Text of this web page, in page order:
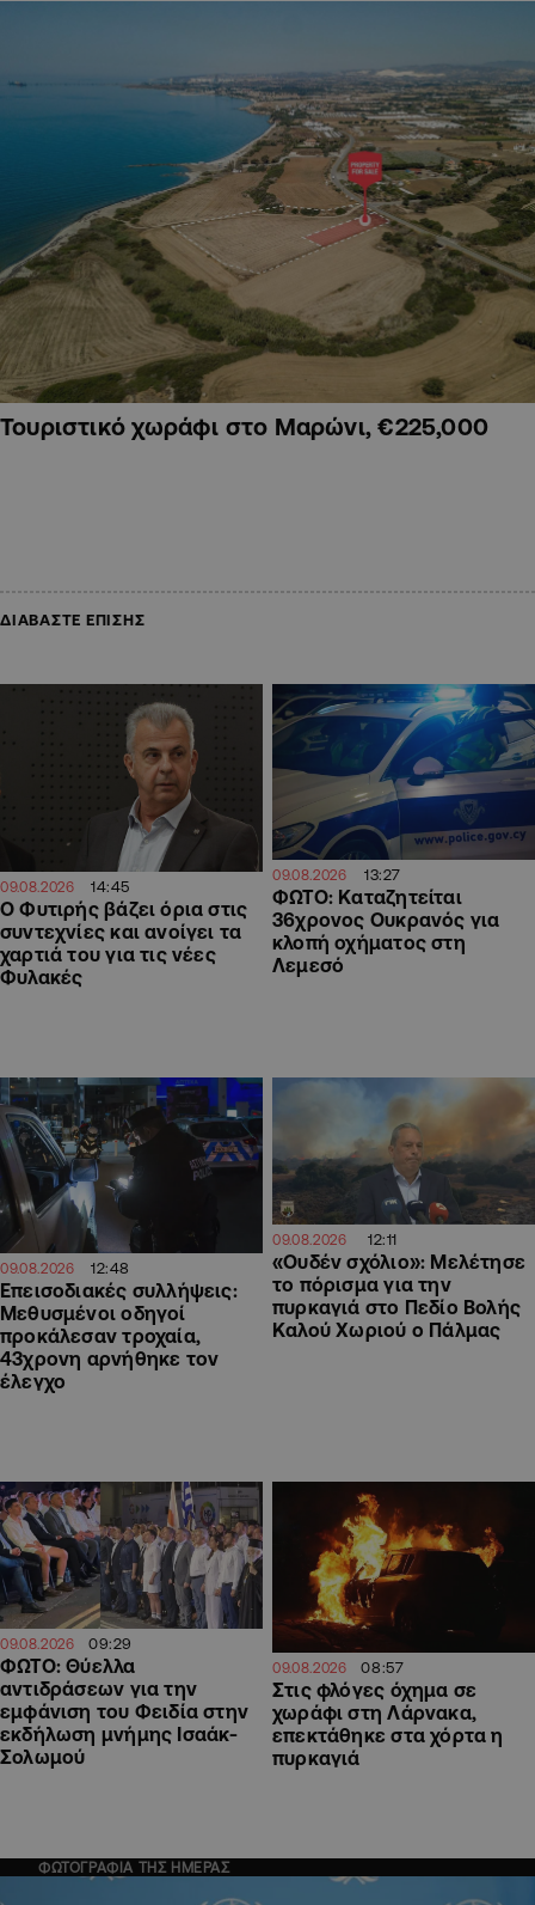
Τουριστικό χωράφι στο Μαρώνι, €225,000
ΔΙΑΒΑΣΤΕ ΕΠΙΣΗΣ
09.08.2026 14:45
O Φυτιρής βάζει όρια στις
συντεχνίες και ανοίγει τα
χαρτιά του για τις νέες
Φυλακές
09.08.2026 13:27
ΦΩΤΟ: Καταζητείται
36χρονος Ουκρανός για
κλοπή οχήματος στη
Λεμεσό
09.08.2026 12:48
Επεισοδιακές συλλήψεις:
Μεθυσμένοι οδηγοί
προκάλεσαν τροχαία,
43χρονη αρνήθηκε τον
έλεγχο
09.08.2026 12:11
«Ουδέν σχόλιο»: Μελέτησε
το πόρισμα για την
πυρκαγιά στο Πεδίο Βολής
Καλού Χωριού ο Πάλμας
09.08.2026 09:29
ΦΩΤΟ: Θύελλα
αντιδράσεων για την
εμφάνιση του Φειδία στην
εκδήλωση μνήμης Ισαάκ-
Σολωμού
09.08.2026 08:57
Στις φλόγες όχημα σε
χωράφι στη Λάρνακα,
επεκτάθηκε στα χόρτα η
πυρκαγιά
ΦΩΤΟΓΡΑΦΙΑ ΤΗΣ ΗΜΕΡΑΣ